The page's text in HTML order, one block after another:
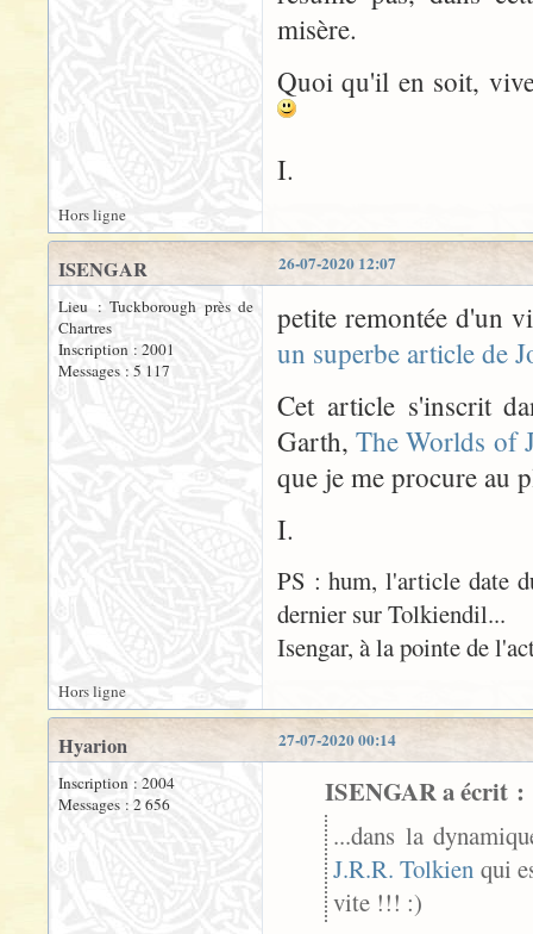
misère.
Quoi qu'il en soit,
I.
Hors ligne
26-07-2020 12:07
ISENGAR
Lieu : Tuckborough près de
Chartres
Inscription : 2001
Messages : 5 117
petite remontée d'un
un superbe article de
Cet article s'inscrit
Garth,The Worlds of
que je me procure au
I.
PS : hum, l'article date
dernier sur Tolkiendil...
Isengar, à la pointe de
Hors ligne
27-07-2020 00:14
Hyarion
Inscription : 2004
Messages : 2 656
ISENGAR a écrit :
...dans la
J.R.R. Tolkien qui
vite !!! :)